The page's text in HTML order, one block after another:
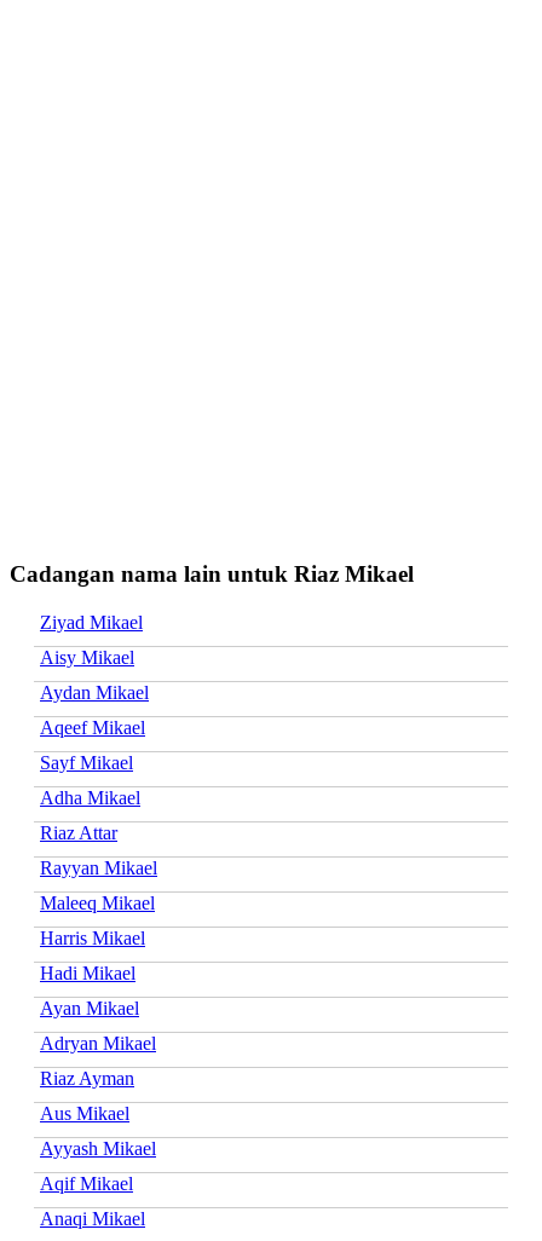
Cadangan nama lain untuk Riaz Mikael
Ziyad Mikael
Aisy Mikael
Aydan Mikael
Aqeef Mikael
Sayf Mikael
Adha Mikael
Riaz Attar
Rayyan Mikael
Maleeq Mikael
Harris Mikael
Hadi Mikael
Ayan Mikael
Adryan Mikael
Riaz Ayman
Aus Mikael
Ayyash Mikael
Aqif Mikael
Anaqi Mikael